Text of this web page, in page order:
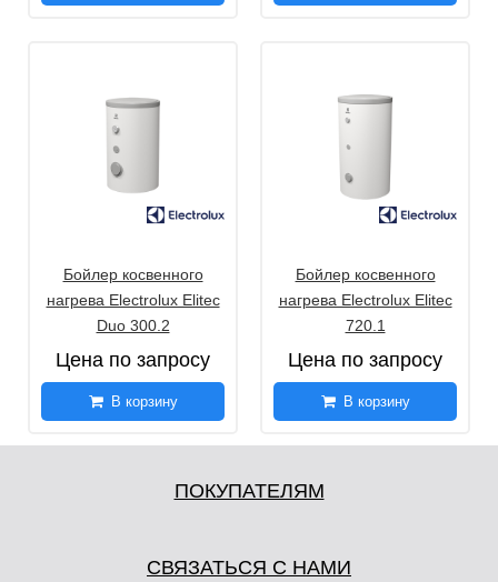
Бойлер косвенного
нагрева Electrolux Elitec
Duo 300.2
Цена по запросу
В корзину
Бойлер косвенного
нагрева Electrolux Elitec
720.1
Цена по запросу
В корзину
ПОКУПАТЕЛЯМ
СВЯЗАТЬСЯ С НАМИ